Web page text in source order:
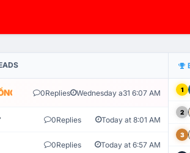
VLIKE.VN: HỆ THỐNG GIÁM SÁT TỰ
0Replies Wednesday a31 6:07 AM
0Replies Today at 8:01 AM
0Replies Today at 6:57 AM
1
2
3